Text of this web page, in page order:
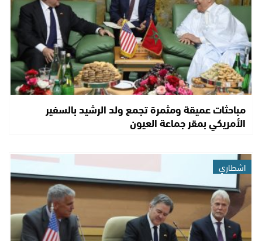
مباحثات عميقة ومثمرة تجمع ولد الرشيد بالسفير
الأمريكي بمقر جماعة العيون
اشطاري